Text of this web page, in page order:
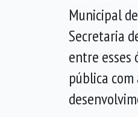
Municipal
Secretaria
entre esses
pública